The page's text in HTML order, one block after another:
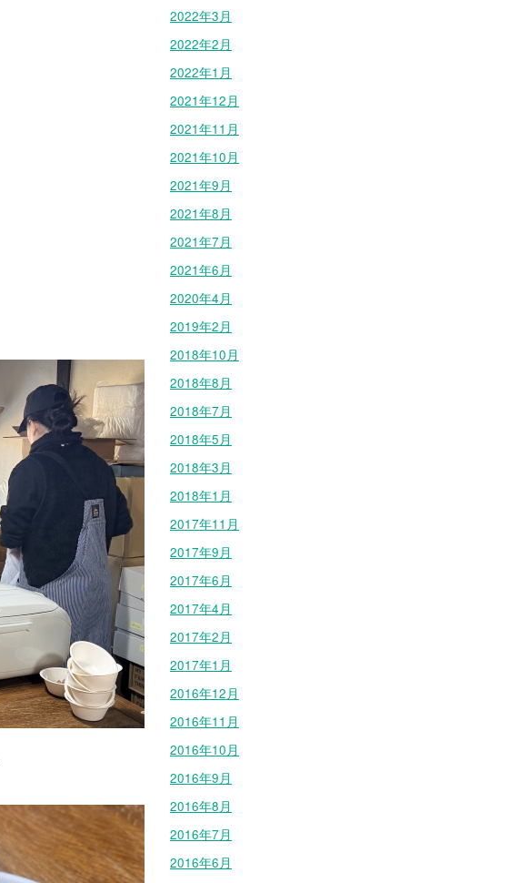
2022年3月
2022年2月
2022年1月
2021年12月
2021年11月
2021年10月
2021年9月
2021年8月
2021年7月
2021年6月
2020年4月
2019年2月
2018年10月
2018年8月
2018年7月
2018年5月
2018年3月
2018年1月
2017年11月
2017年9月
2017年6月
2017年4月
2017年2月
2017年1月
2016年12月
2016年11月
2016年10月
2016年9月
2016年8月
2016年7月
2016年6月